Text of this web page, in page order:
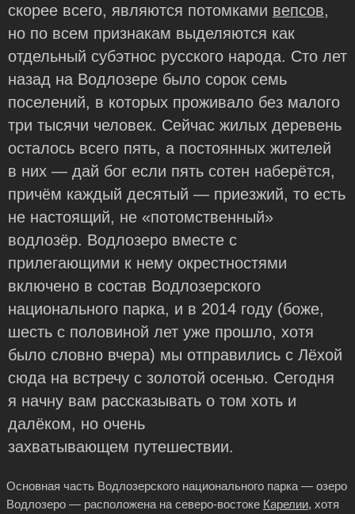
скорее всего, являются потомками вепсов,
но по всем признакам выделяются как
отдельный субэтнос русского народа. Сто лет
назад на Водлозере было сорок семь
поселений, в которых проживало без малого
три тысячи человек. Сейчас жилых деревень
осталось всего пять, а постоянных жителей
в них — дай бог если пять сотен наберётся,
причём каждый десятый — приезжий, то есть
не настоящий, не «потомственный»
водлозёр. Водлозеро вместе с
прилегающими к нему окрестностями
включено в состав Водлозерского
национального парка, и в 2014 году (боже,
шесть с половиной лет уже прошло, хотя
было словно вчера) мы отправились с Лёхой
сюда на встречу с золотой осенью. Сегодня
я начну вам рассказывать о том хоть и
далёком, но очень
захватывающем путешествии.
Основная часть Водлозерского национального парка — озеро
Водлозеро — расположена на северо-востоке Карелии, хотя